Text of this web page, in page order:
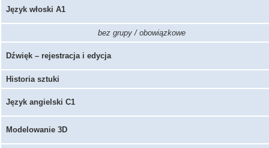
Język włoski A1
bez grupy / obowiązkowe
Dźwięk – rejestracja i edycja
Historia sztuki
Język angielski C1
Modelowanie 3D